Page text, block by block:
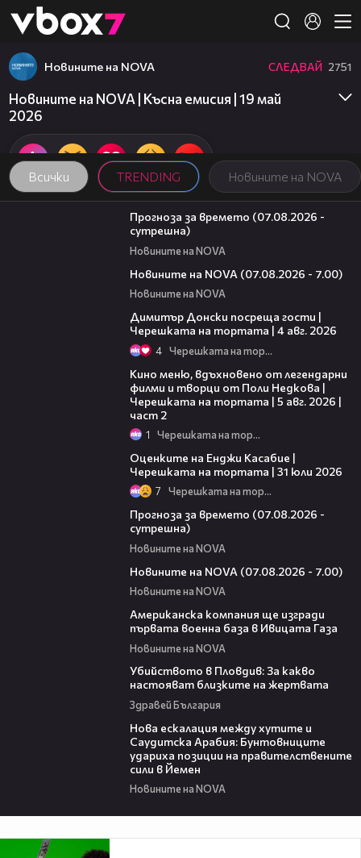
👾
Всички TRENDING Новините на NOVA
Новините на NOVA СЛЕДВАЙ 2751
Новините на NOVA | Късна емисия | 19 май
2026
01:46
Прогноза за времето (07.08.2026 -
сутрешна)
Новините на NOVA
Новините на NOVA (07.08.2026 - 7.00)
Новините на NOVA
Димитър Донски посреща гости |
Черешката на тортата | 4 авг. 2026
4 Черешката на тортата
Кино меню, вдъхновено от легендарни
филми и творци от Поли Недкова |
Черешката на тортата | 5 авг. 2026 |
част 2
1 Черешката на тортата
Оценките на Енджи Касабие |
Черешката на тортата | 31 юли 2026
7 Черешката на тортата
Прогноза за времето (07.08.2026 -
сутрешна)
Новините на NOVA
Новините на NOVA (07.08.2026 - 7.00)
Новините на NOVA
Американска компания ще изгради
първата военна база в Ивицата Газа
Новините на NOVA
Убийството в Пловдив: За какво
настояват близките на жертвата
Здравей България
Нова ескалация между хутите и
Саудитска Арабия: Бунтовниците
удариха позиции на правителствените
сили в Йемен
Новините на NOVA